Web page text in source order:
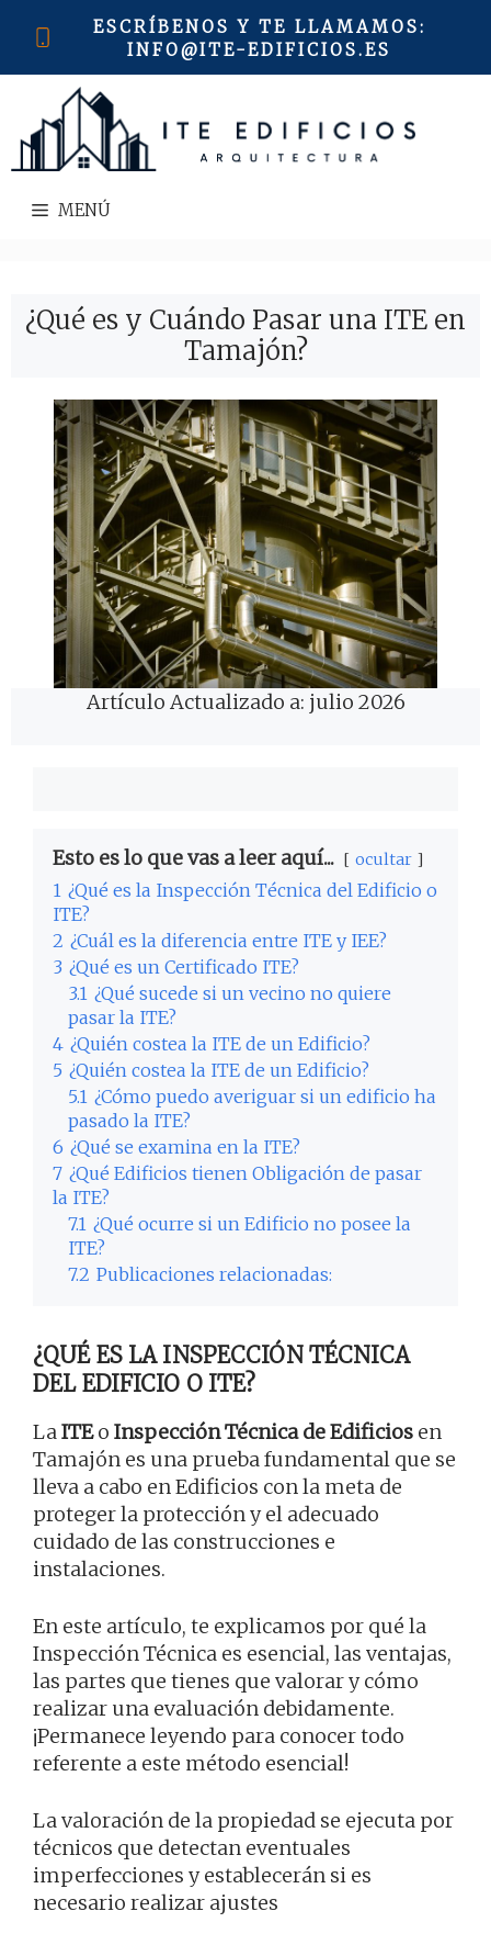
ESCRÍBENOS Y TE LLAMAMOS:
INFO@ITE-EDIFICIOS.ES
MENÚ
¿Qué es y Cuándo Pasar una ITE en
Tamajón?
Artículo Actualizado a: julio 2026
Esto es lo que vas a leer aquí... ocultar
1 ¿Qué es la Inspección Técnica del Edificio o
ITE?
2 ¿Cuál es la diferencia entre ITE y IEE?
3 ¿Qué es un Certificado ITE?
3.1 ¿Qué sucede si un vecino no quiere
pasar la ITE?
4 ¿Quién costea la ITE de un Edificio?
5 ¿Quién costea la ITE de un Edificio?
5.1 ¿Cómo puedo averiguar si un edificio ha
pasado la ITE?
6 ¿Qué se examina en la ITE?
7 ¿Qué Edificios tienen Obligación de pasar
la ITE?
7.1 ¿Qué ocurre si un Edificio no posee la
ITE?
7.2 Publicaciones relacionadas:
¿QUÉ ES LA INSPECCIÓN TÉCNICA
DEL EDIFICIO O ITE?
La ITEo Inspección Técnica de Edificios en
Tamajón es una prueba fundamental que se
lleva a cabo en Edificios con la meta de
proteger la protección y el adecuado
cuidado de las construcciones e
instalaciones.
En este artículo, te explicamos por qué la
Inspección Técnica es esencial, las ventajas,
las partes que tienes que valorar y cómo
realizar una evaluación debidamente.
¡Permanece leyendo para conocer todo
referente a este método esencial!
La valoración de la propiedad se ejecuta por
técnicos que detectan eventuales
imperfecciones y establecerán si es
necesario realizar ajustes